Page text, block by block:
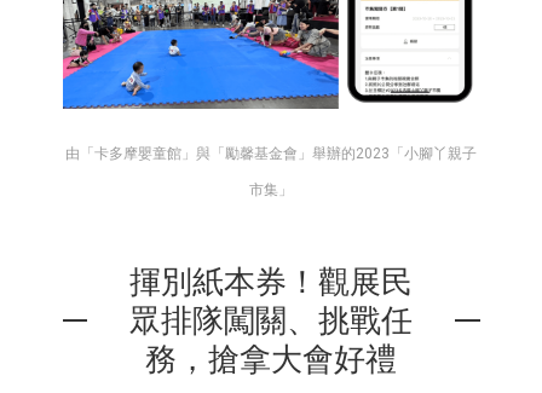
由「卡多摩嬰童館」與「勵馨基金會」舉辦的2023「小腳丫親子
市集」
揮別紙本券！觀展民
眾排隊闖關、挑戰任
務，搶拿大會好禮